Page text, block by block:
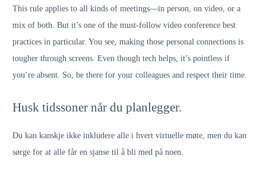
This rule applies to all kinds of meetings—in person, on video, or a
mix of both. But it’s one of the must-follow video conference best
practices in particular. You see, making those personal connections is
tougher through screens. Even though tech helps, it’s pointless if
you’re absent. So, be there for your colleagues and respect their time.
Husk tidssoner når du planlegger.
Du kan kanskje ikke inkludere alle i hvert virtuelle møte, men du kan
sørge for at alle får en sjanse til å bli med på noen.